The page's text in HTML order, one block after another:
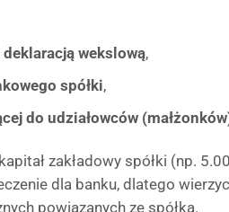
wekslową,
spółki,
do udziałowców
zakładowy spółki (np.
dla banku, dlatego
powiązanych ze spółką.